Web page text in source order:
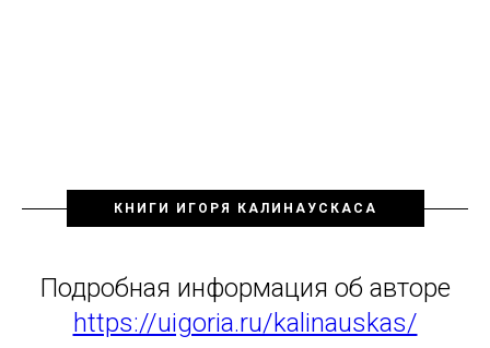
КНИГИ ИГОРЯ КАЛИНАУСКАСА
Подробная информация об авторе
https://uigoria.ru/kalinauskas/